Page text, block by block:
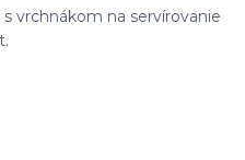
vrchnákom na servírovanie